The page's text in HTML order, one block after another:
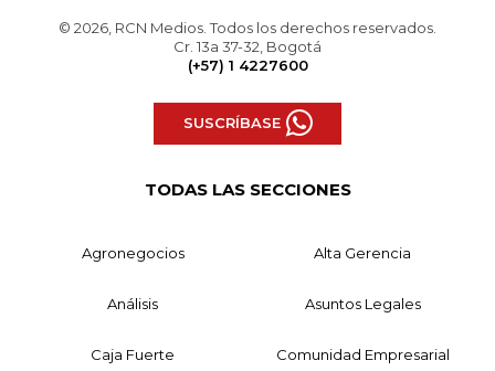
© 2026, RCN Medios. Todos los derechos reservados.
Cr. 13a 37-32, Bogotá
(+57) 1 4227600
SUSCRÍBASE
TODAS LAS SECCIONES
Agronegocios Alta Gerencia
Análisis Asuntos Legales
Caja Fuerte Comunidad Empresarial